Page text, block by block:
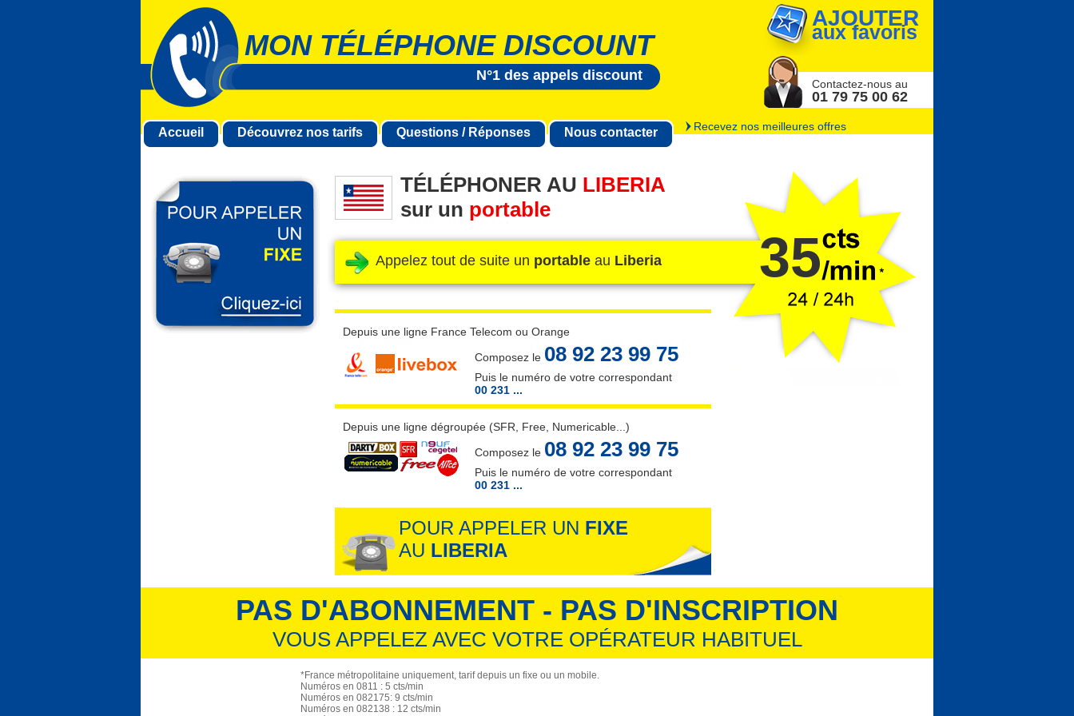
MON TÉLÉPHONE DISCOUNT
N°1 des appels discount
Contactez-nous au
01 79 75 00 62
AJOUTER
aux favoris
Accueil Découvrez nos tarifs Questions / Réponses Nous contacter Recevez nos meilleures offres
TÉLÉPHONER AU LIBERIA
sur un portable
Appelez tout de suite un portable au Liberia 35
Depuis une ligne France Telecom ou Orange
Composez le 08 92 23 99 75
Puis le numéro de votre correspondant
00 231 ...
Depuis une ligne dégroupée (SFR, Free, Numericable...)
Composez le 08 92 23 99 75
Puis le numéro de votre correspondant
00 231 ...
POUR APPELER UN FIXE
AU LIBERIA
PAS D'ABONNEMENT - PAS D'INSCRIPTION
VOUS APPELEZ AVEC VOTRE OPÉRATEUR HABITUEL
*France métropolitaine uniquement, tarif depuis un fixe ou un mobile.
Numéros en 0811 : 5 cts/min
Numéros en 082175: 9 cts/min
Numéros en 082138 : 12 cts/min